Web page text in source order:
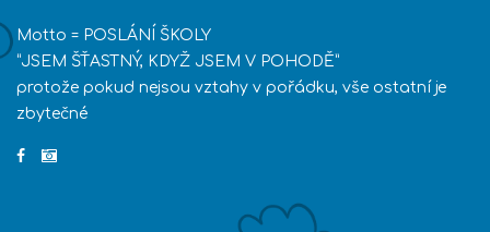
Motto = POSLÁNÍ ŠKOLY
“JSEM ŠŤASTNÝ, KDYŽ JSEM V POHODĚ”
protože pokud nejsou vztahy v pořádku, vše ostatní je
zbytečné